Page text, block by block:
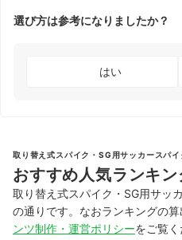
選び方は参考になりましたか？
はい
取り替え式スパイク・SG用サッカースパ
おすすめ人気ランキン
取り替え式スパイク・SG用サッ
の通りです。なおランキングの算
ンツ制作・運営ポリシーをご覧く